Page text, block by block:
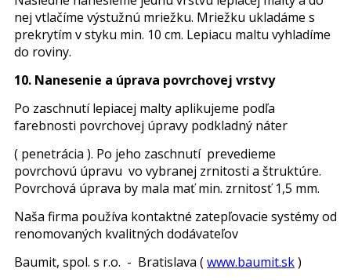
nej vtlačíme výstužnú mriežku. Mriežku ukladáme s
prekrytím v styku min. 10 cm. Lepiacu maltu vyhladíme
do roviny.
10. Nanesenie a úprava povrchovej vrstvy
Po zaschnutí lepiacej malty aplikujeme podľa
farebnosti povrchovej úpravy podkladný náter
( penetrácia ). Po jeho zaschnutí prevedieme
povrchovú úpravu vo vybranej zrnitosti a štruktúre.
Povrchová úprava by mala mať min. zrnitosť 1,5 mm.
Naša firma používa kontaktné zatepľovacie systémy od
renomovaných kvalitných dodávateľov
Baumit, spol. s r.o. - Bratislava (www.baumit.sk)